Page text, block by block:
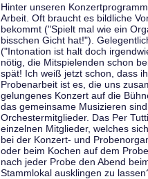
Hinter unseren
Arbeit. Oft braucht es bildliche
bekommt ("Spielt mal wie ein
bisschen Gicht hat!").
("Intonation ist halt doch
nötig, die Mitspielenden schon
spät! Ich weiß jetzt schon, dass
Probenarbeit ist es, die uns
gelungenes Konzert auf die
das gemeinsame Musizieren
Orchestermitglieder. Das Per
einzelnen Mitglieder, welches
bei der Konzert- und
oder beim Kochen auf dem
nach jeder Probe den Abend
Stammlokal ausklingen zu